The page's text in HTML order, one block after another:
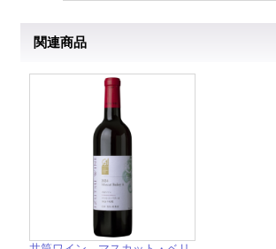
関連商品